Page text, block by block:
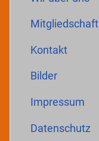
Mitgliedschaft
Kontakt
Bilder
Impressum
Datenschutz